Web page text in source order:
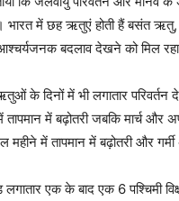
भारत में छह ऋतुएं होती हैं बसंत
बदलाव देखने को मिल
के दिनों में भी लगातार
तापमान में बढ़ोतरी जबकि मार्च
में तापमान में बढ़ोतरी और
एक के बाद एक 6 पश्चिमी